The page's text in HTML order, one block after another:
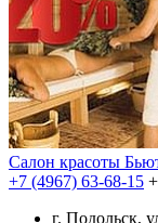
Салон красоты
+7 (4967) 63-68-15
г. Подольск,